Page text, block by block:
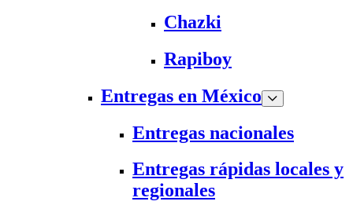
Chazki
Rapiboy
Entregas en México
Entregas nacionales
Entregas rápidas locales y
regionales